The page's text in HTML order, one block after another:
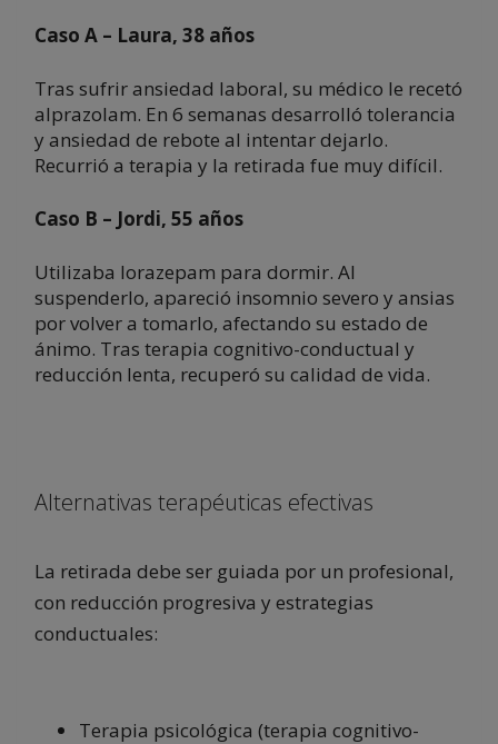
Caso A – Laura, 38 años
Tras sufrir ansiedad laboral, su médico le recetó
alprazolam. En 6 semanas desarrolló tolerancia
y ansiedad de rebote al intentar dejarlo.
Recurrió a terapia y la retirada fue muy difícil.
Caso B – Jordi, 55 años
Utilizaba lorazepam para dormir. Al
suspenderlo, apareció insomnio severo y ansias
por volver a tomarlo, afectando su estado de
ánimo. Tras terapia cognitivo-conductual y
reducción lenta, recuperó su calidad de vida.
Alternativas terapéuticas efectivas
La retirada debe ser guiada por un profesional,
con reducción progresiva y estrategias
conductuales:
Terapia psicológica (terapia cognitivo-